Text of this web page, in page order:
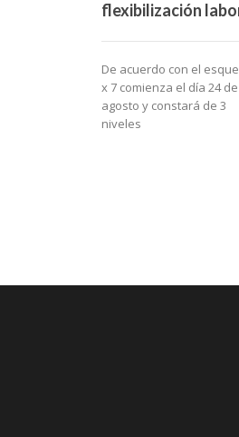
flexibilización
De acuerdo con el
x 7 comienza el día 24 de
agosto y constará de 3
niveles